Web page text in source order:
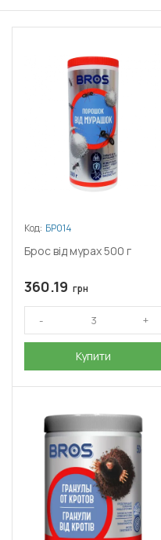
Код: БР014
Брос від мурах 500 г
360.19 грн
Купити